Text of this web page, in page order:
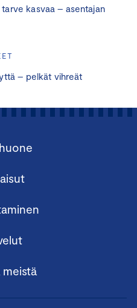
kasvaa – asentajan
– pelkät vihreät